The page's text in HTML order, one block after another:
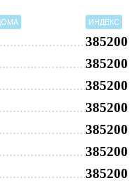
ИНДЕКС
385200
385200
385200
385200
385200
385200
385200